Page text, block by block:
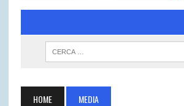
HOME MEDIA